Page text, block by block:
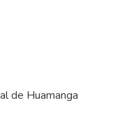
de Huamanga